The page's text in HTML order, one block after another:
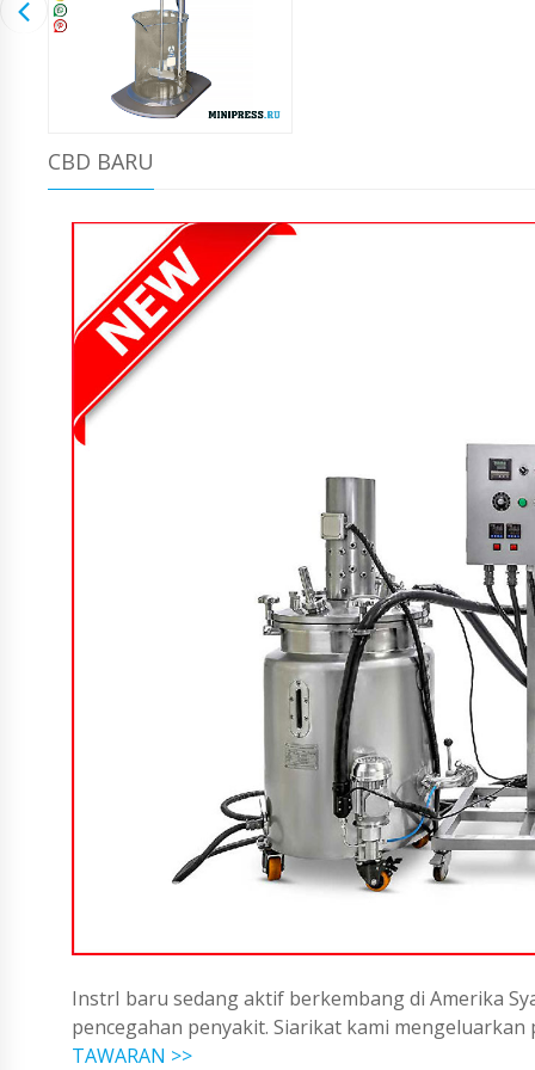
CBD BARU
InstrI baru sedang aktif berkembang di Amerika
pencegahan penyakit. Siarikat kami
TAWARAN >>